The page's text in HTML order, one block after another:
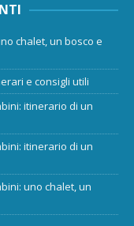
chalet, un bosco e
e consigli utili
itinerario di un
itinerario di un
uno chalet, un